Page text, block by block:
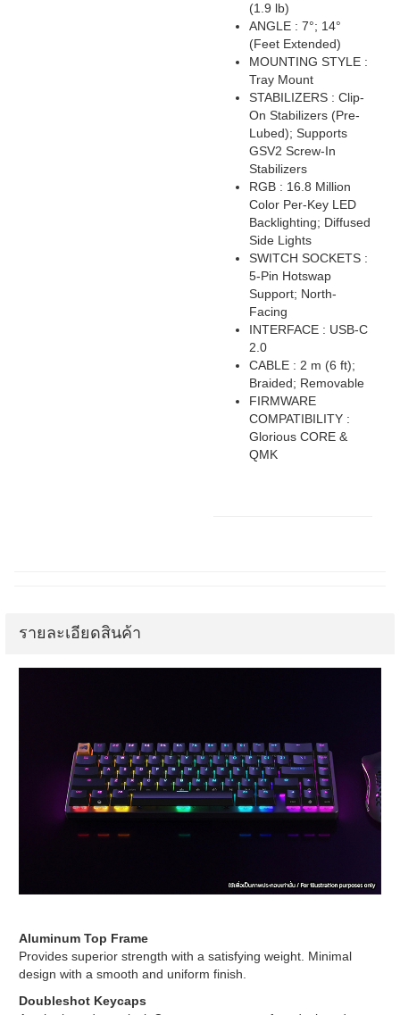
(1.9 lb)
ANGLE : 7°; 14°
(Feet Extended)
MOUNTING STYLE :
Tray Mount
STABILIZERS : Clip-
On Stabilizers (Pre-
Lubed); Supports
GSV2 Screw-In
Stabilizers
RGB : 16.8 Million
Color Per-Key LED
Backlighting; Diffused
Side Lights
SWITCH SOCKETS :
5-Pin Hotswap
Support; North-
Facing
INTERFACE : USB-C
2.0
CABLE : 2 m (6 ft);
Braided; Removable
FIRMWARE
COMPATIBILITY :
Glorious CORE &
QMK
รายละเอียดสินค้า
Aluminum Top Frame
Provides superior strength with a satisfying weight. Minimal
design with a smooth and uniform finish.
Doubleshot Keycaps